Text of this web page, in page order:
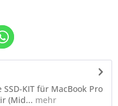
SSD-KIT für MacBook Pro
(Mid... mehr